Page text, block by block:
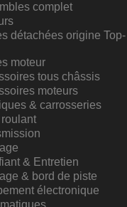
complet
détachées origine Top-
moteur
tous châssis
moteurs
& carrosseries
& Entretien
& bord de piste
électronique